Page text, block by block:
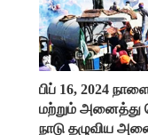
பிப் 16, 2024
மற்றும் அனைத்து
நாடு தழுவிய